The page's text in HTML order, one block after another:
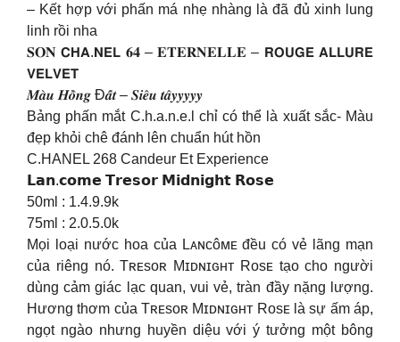
– Kết hợp với phấn má nhẹ nhàng là đã đủ xinh lung
linh rồi nha
𝐒𝐎𝐍 𝗖𝗛𝗔.𝗡𝗘𝗟 𝟔𝟒 – 𝐄𝐓𝐄𝐑𝐍𝐄𝐋𝐋𝐄 – 𝗥𝗢𝗨𝗚𝗘 𝗔𝗟𝗟𝗨𝗥𝗘
𝗩𝗘𝗟𝗩𝗘𝗧
𝑴𝒂̀𝒖 𝑯𝒐̂̀𝒏𝒈 Đ𝒂̂́𝒕 – 𝑺𝒊𝒆̂𝒖 𝒕𝒂̂𝒚𝒚𝒚𝒚𝒚
Bảng phấn mắt C.h.a.n.e.l chỉ có thể là xuất sắc- Màu
đẹp khỏi chê đánh lên chuẩn hút hồn
C.HANEL 268 Candeur Et Experience
𝗟𝗮𝗻.𝗰𝗼𝗺𝗲 𝗧𝗿𝗲𝘀𝗼𝗿 𝗠𝗶𝗱𝗻𝗶𝗴𝗵𝘁 𝗥𝗼𝘀𝗲
50ml : 1.4.9.9k
75ml : 2.0.5.0k
Mọi loại nước hoa của Lᴀɴᴄôᴍᴇ đều có vẻ lãng mạn
của riêng nó. Tʀᴇsᴏʀ Mɪᴅɴɪɢʜᴛ Rᴏsᴇ tạo cho người
dùng cảm giác lạc quan, vui vẻ, tràn đầy nặng lượng.
Hương thơm của Tʀᴇsᴏʀ Mɪᴅɴɪɢʜᴛ Rᴏsᴇ là sự ấm áp,
ngọt ngào nhưng huyền diệu với ý tưởng một bông